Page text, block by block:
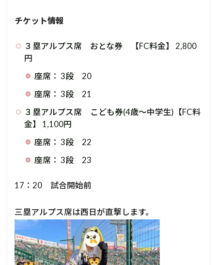
チケット情報
３塁アルプス席 おとな券 【FC料金】 2,800
円
座席： 3段 20
座席： 3段 21
３塁アルプス席 こども券(4歳～中学生)【FC料
金】 1,100円
座席： 3段 22
座席： 3段 23
17：20 試合開始前
三塁アルプス席は西日が直撃します。